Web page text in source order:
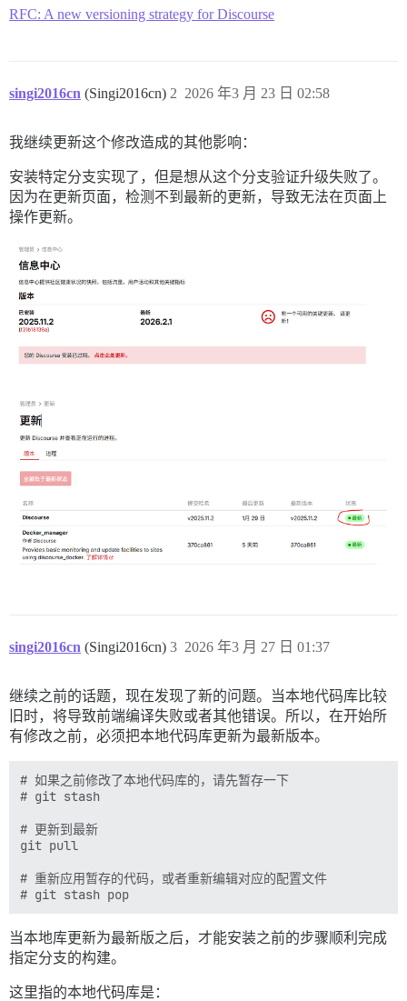
RFC: A new versioning strategy for Discourse
singi2016cn (Singi2016cn) 2026 年3 月 23 日 02:58
2
我继续更新这个修改造成的其他影响：
安装特定分支实现了，但是想从这个分支验证升级失败了。
因为在更新页面，检测不到最新的更新，导致无法在页面上
操作更新。
singi2016cn (Singi2016cn) 2026 年3 月 27 日 01:37
3
继续之前的话题，现在发现了新的问题。当本地代码库比较
旧时，将导致前端编译失败或者其他错误。所以，在开始所
有修改之前，必须把本地代码库更新为最新版本。
# 如果之前修改了本地代码库的，请先暂存一下
# git stash
# 更新到最新
git pull
# 重新应用暂存的代码，或者重新编辑对应的配置文件
当本地库更新为最新版之后，才能安装之前的步骤顺利完成
指定分支的构建。
这里指的本地代码库是：